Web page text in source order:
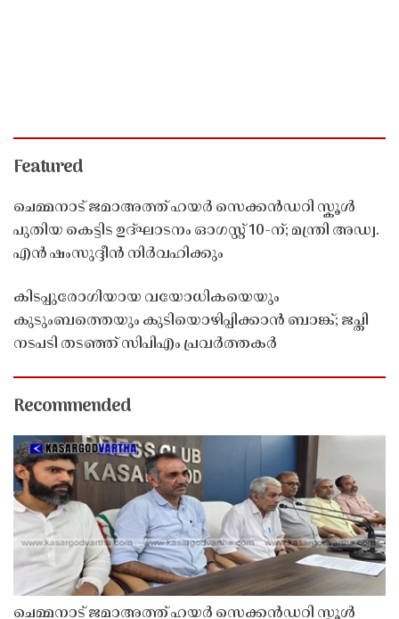
Featured
ചെമ്മനാട് ജമാഅത്ത് ഹയർ സെക്കൻഡറി സ്കൂൾ
പുതിയ കെട്ടിട ഉദ്ഘാടനം ഓഗസ്റ്റ് 10-ന്; മന്ത്രി അഡ്വ.
എൻ ഷംസുദ്ദീൻ നിർവഹിക്കും
കിടപ്പുരോഗിയായ വയോധികയെയും
കുടുംബത്തെയും കുടിയൊഴിപ്പിക്കാൻ ബാങ്ക്; ജപ്തി
നടപടി തടഞ്ഞ് സിപിഎം പ്രവർത്തകർ
Recommended
ചെമ്മനാട് ജമാഅത്ത് ഹയർ സെക്കൻഡറി സ്കൂൾ